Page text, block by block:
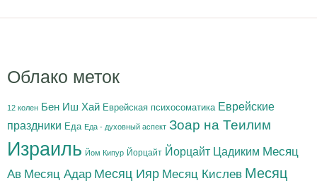
Облако меток
12 колен Бен Иш Хай Еврейская психосоматика Еврейские
праздники Еда Еда - духовный аспект Зоар на Теилим
Израиль Йом Кипур Йорцайт Йорцайт Цадиким Месяц
Ав Месяц Адар Месяц Ияр Месяц Кислев Месяц